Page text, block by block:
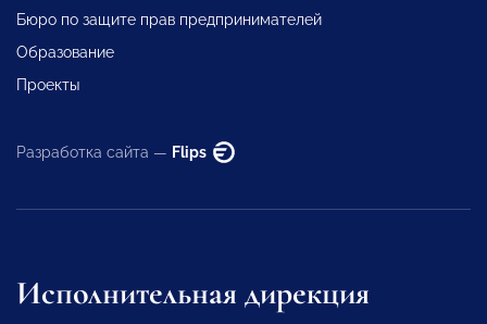
Бюро по защите прав предпринимателей
Образование
Проекты
Разработка сайта — Flips
Исполнительная дирекция